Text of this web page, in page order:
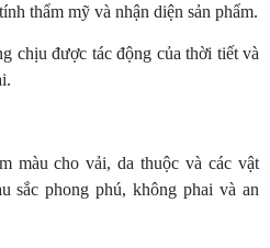
thẩm mỹ và nhận diện sản phẩm.
chịu được tác động của thời tiết và
màu cho vải, da thuộc và các vật
sắc phong phú, không phai và an